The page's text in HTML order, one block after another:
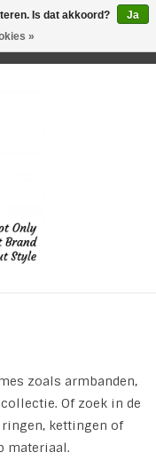
zoals armbanden,
Of zoek in de
kettingen of
materiaal.
Is dat akkoord?
Ja
»